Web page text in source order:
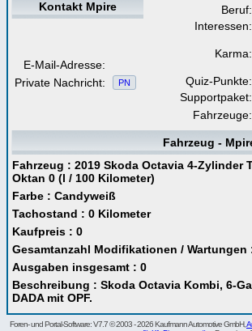
Beruf:
Interessen:
Karma:
Quiz-Punkte:
Supportpaket:
Fahrzeuge:
Kontakt Mpire
E-Mail-Adresse:
Private Nachricht:
PN
Fahrzeug -
Fahrzeug : 2019 Skoda Octavia 4-Zylinder
Oktan 0 (l / 100 Kilometer)
Farbe : Candyweiß
Tachostand : 0 Kilometer
Kaufpreis : 0
Gesamtanzahl Modifikationen / Wartungen
Ausgaben insgesamt : 0
Beschreibung : Skoda Octavia Kombi, 6-
DADA mit OPF.
Foren- und Portal-Software: V7.7 © 2003 - 2026 Kaufmann Automotive GmbH,